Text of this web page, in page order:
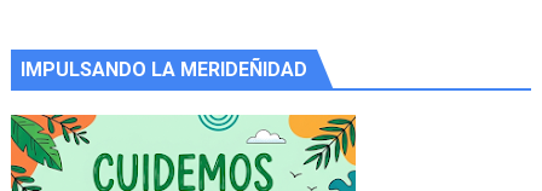
IMPULSANDO LA MERIDEÑIDAD